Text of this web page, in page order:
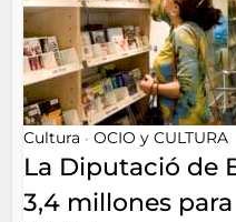
Cultura • OCIO y CULTURA
La Diputació de
3,4 millones